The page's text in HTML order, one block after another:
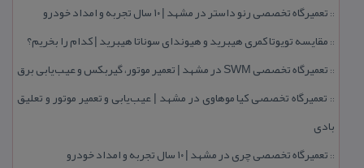
:: تعمیرگاه تخصصی رنو داستر در مشهد | ۱۰ سال تجربه و امداد خودرو
:: مقایسه تویوتا كمری هیبرید و هیوندای سوناتا هیبرید | كدام را بخریم؟
:: تعمیرگاه تخصصی SWM در مشهد | تعمیر موتور، گیربكس و عیب‌یابی برق
:: تعمیرگاه تخصصی كیا موهاوی در مشهد | عیب‌یابی و تعمیر موتور و تعلیق
بادی
:: تعمیرگاه تخصصی چری در مشهد | ۱۰ سال تجربه و امداد خودرو